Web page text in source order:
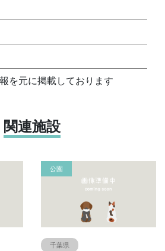
を元に掲載しております
関連施設
公園
千葉県